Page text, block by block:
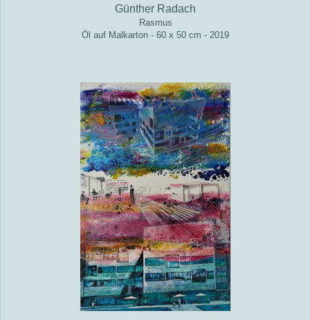
Günther Radach
Rasmus
Öl auf Malkarton - 60 x 50 cm - 2019